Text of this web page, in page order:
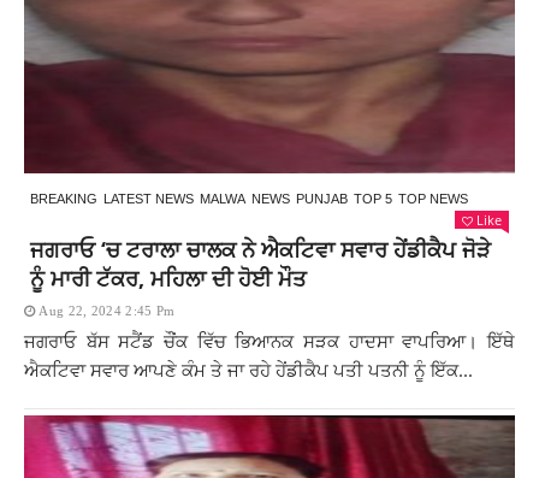
BREAKING LATEST NEWS MALWA NEWS PUNJAB TOP 5 TOP NEWS
Like
ਜਗਰਾਓ ‘ਚ ਟਰਾਲਾ ਚਾਲਕ ਨੇ ਐਕਟਿਵਾ ਸਵਾਰ ਹੇਂਡੀਕੈਪ ਜੋੜੇ
ਨੂੰ ਮਾਰੀ ਟੱਕਰ, ਮਹਿਲਾ ਦੀ ਹੋਈ ਮੌਤ
Aug 22, 2024 2:45 Pm
ਜਗਰਾਓ ਬੱਸ ਸਟੈਂਡ ਚੌਂਕ ਵਿੱਚ ਭਿਆਨਕ ਸੜਕ ਹਾਦਸਾ ਵਾਪਰਿਆ। ਇੱਥੇ
ਐਕਟਿਵਾ ਸਵਾਰ ਆਪਣੇ ਕੰਮ ਤੇ ਜਾ ਰਹੇ ਹੇਂਡੀਕੈਪ ਪਤੀ ਪਤਨੀ ਨੂੰ ਇੱਕ...